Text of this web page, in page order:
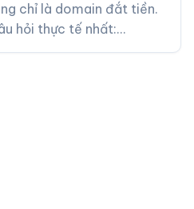
chỉ là domain đắt tiền.
hỏi thực tế nhất:…